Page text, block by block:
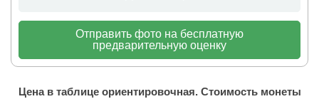
Отправить фото на бесплатную
предварительную оценку
Цена в таблице ориентировочная. Стоимость монеты